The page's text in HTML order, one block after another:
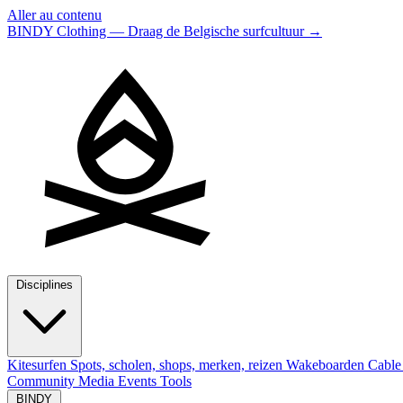
Aller au contenu
BINDY Clothing — Draag de Belgische surfcultuur →
Kitesurfen Spots, scholen, shops, merken, reizen Wakeboarden
Community Media Events Tools